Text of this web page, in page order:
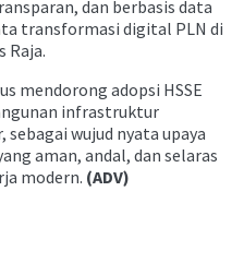
dan berbasis data
transformasi digital PLN di
Raja.
mendorong adopsi HSSE
infrastruktur
wujud nyata upaya
aman, andal, dan selaras
modern. (ADV)